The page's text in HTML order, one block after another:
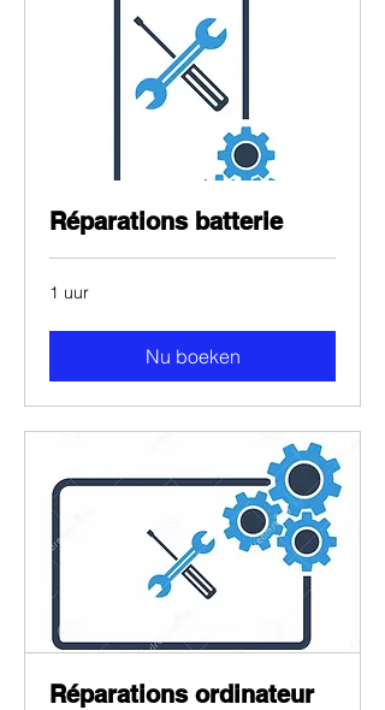
Réparations batterie
1 uur
Nu boeken
Réparations ordinateur